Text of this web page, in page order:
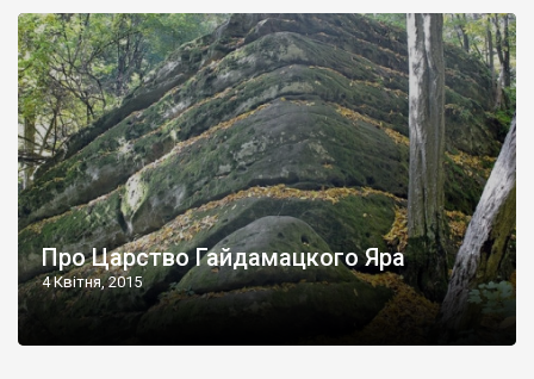
Про Царство Гайдамацкого Яра
4 Квітня, 2015